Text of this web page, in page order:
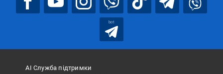
bot
АІ Служба підтримки